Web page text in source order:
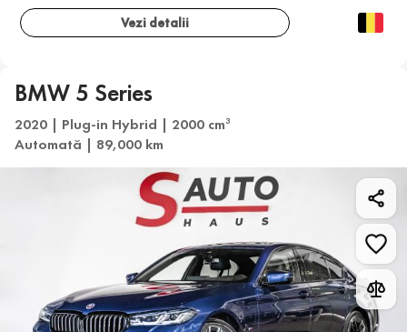
Vezi detalii
BMW 5 Series
2020 | Plug-in Hybrid | 2000 cm3
Automată | 89,000 km